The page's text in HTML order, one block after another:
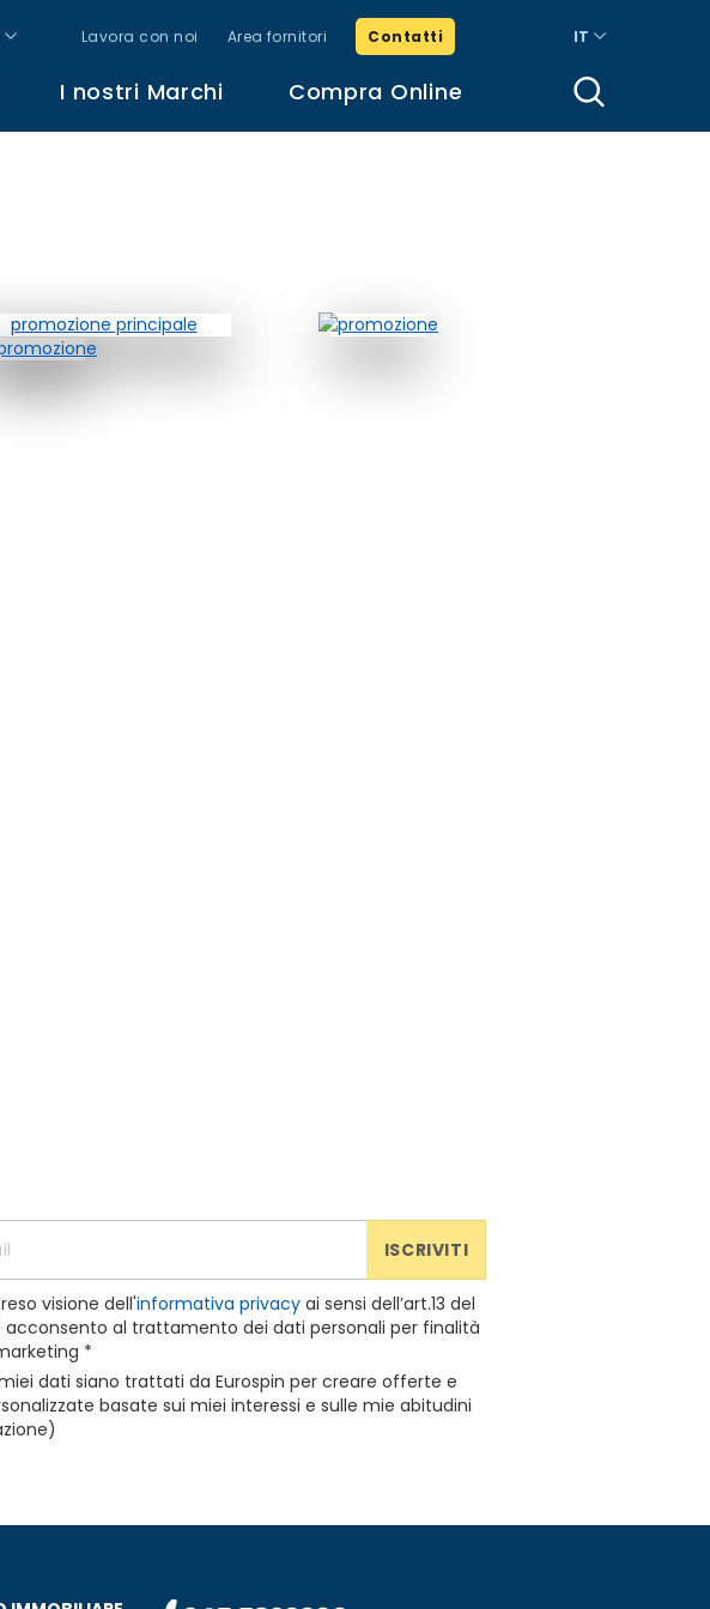
Lavora con noi Area fornitori Contatti IT
I nostri Marchi Compra Online
ISCRIVITI
visione dell'informativa privacyai sensi dell’art.13 del
acconsento al trattamento dei dati personali per finalità
*
dati siano trattati da Eurospin per creare offerte e
basate sui miei interessi e sulle mie abitudini